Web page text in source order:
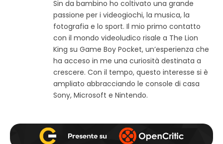
t
o
w
c
e
b
s
t
a
m
Sin da bambino ho coltivato una grande
passione per i videogiochi, la musica, la
fotografia e lo sport. Il mio primo contatto
con il mondo videoludico risale a The Lion
King su Game Boy Pocket, un’esperienza che
ha acceso in me una curiosità destinata a
crescere. Con il tempo, questo interesse si è
ampliato abbracciando le console di casa
Sony, Microsoft e Nintendo.